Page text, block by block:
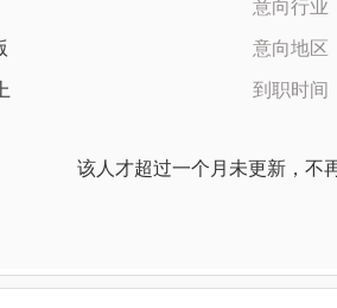
意向行业
意向地区
到职时间
该人才超过一个月未更新，不